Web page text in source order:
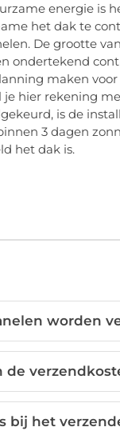
energie is
het dak te
De grootte
ondertekend
maken
hier rekening
is de
3 dagen
het dak is.
worden
de
bij het